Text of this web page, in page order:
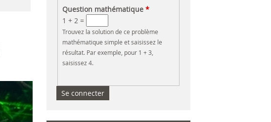
e
Question mathématique*
1 + 2 =
Trouvez la solution de ce problème
mathématique simple et saisissez le
résultat. Par exemple, pour 1 + 3,
saisissez 4.